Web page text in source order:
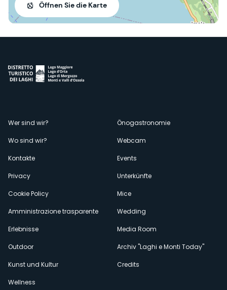
Öffnen Sie die Karte
Menù
secondario
Wer sind wir?
Wo sind wir?
Kontakte
Privacy
Cookie Policy
Amministrazione trasparente
Erlebnisse
Outdoor
Kunst und Kultur
Wellness
Önogastronomie
Webcam
Events
Unterkünfte
Mice
Wedding
Media Room
Archiv "Laghi e Monti Today"
Credits